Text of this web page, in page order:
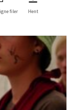
filer Hent